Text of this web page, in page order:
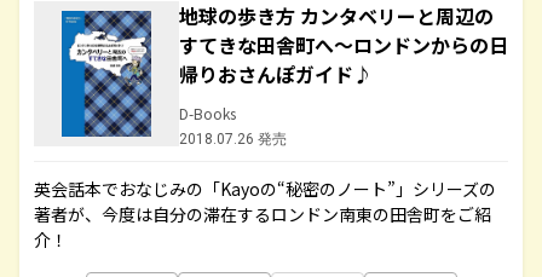
地球の歩き方 カンタベリーと周辺の
すてきな田舎町へ～ロンドンからの日
帰りおさんぽガイド♪
D-Books
2018.07.26 発売
英会話本でおなじみの「Kayoの“秘密のノート”」シリーズの
著者が、今度は自分の滞在するロンドン南東の田舎町をご紹
介！